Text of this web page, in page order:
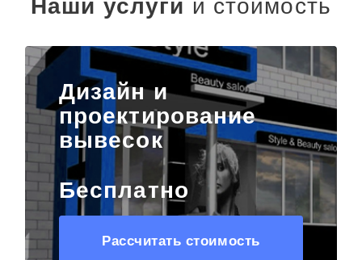
Наши услуги и стоимость
Дизайн и
проектирование
вывесок
Бесплатно
Рассчитать стоимость